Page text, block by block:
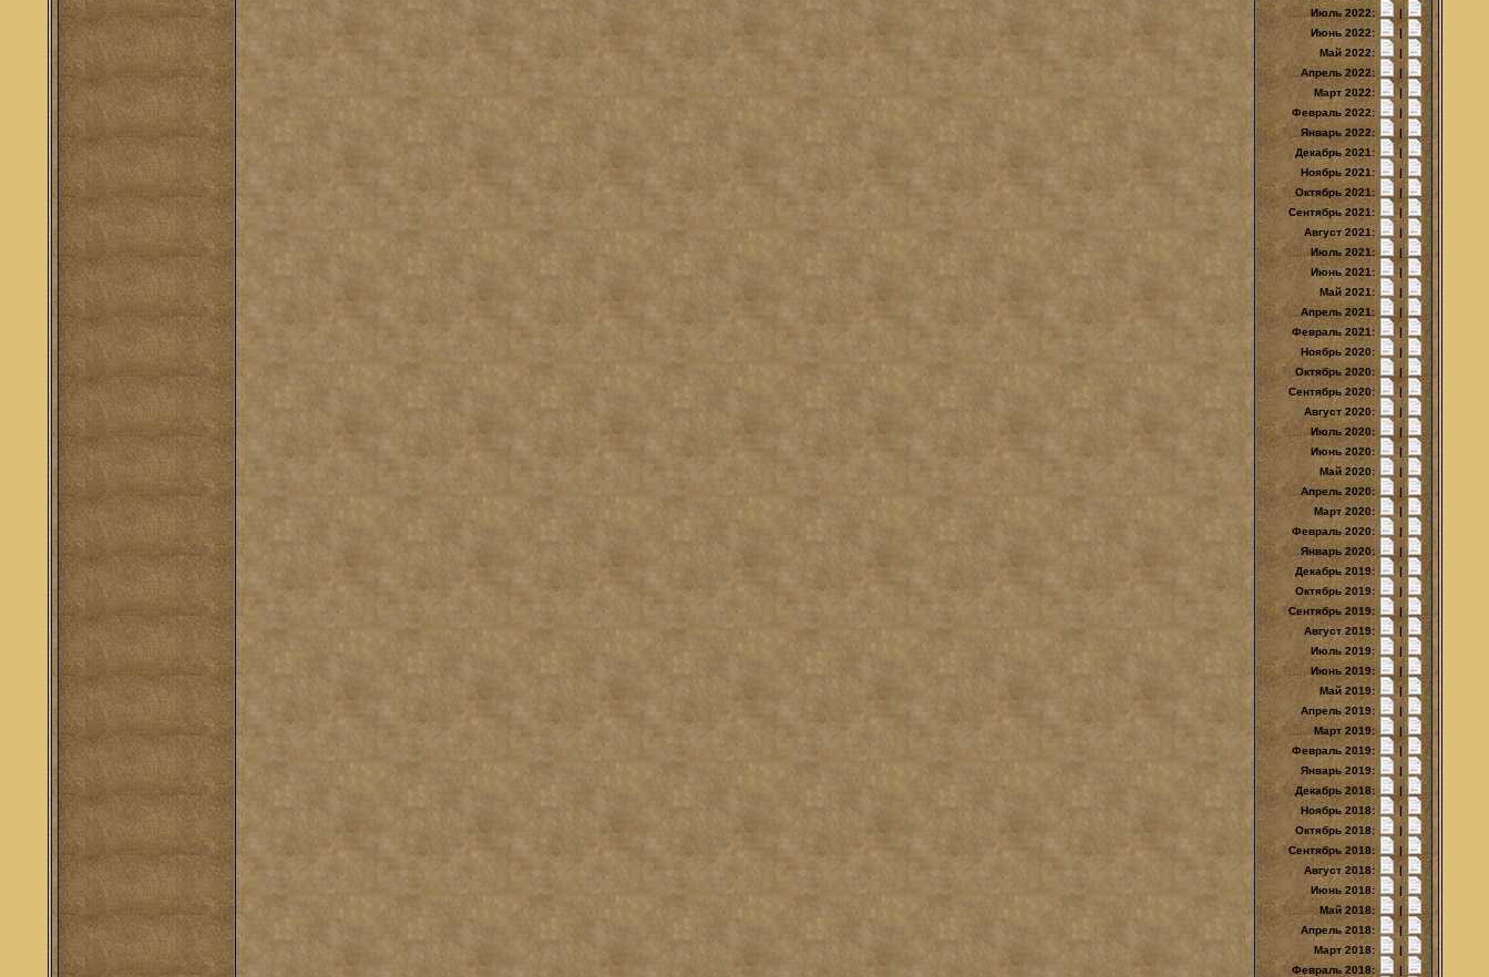
Июль 2022:
|
Июнь 2022:
|
Май 2022:
|
Апрель 2022:
|
Март 2022:
|
Февраль 2022:
|
Январь 2022:
|
Декабрь 2021:
|
Ноябрь 2021:
|
Октябрь 2021:
|
Сентябрь 2021:
|
Август 2021:
|
Июль 2021:
|
Июнь 2021:
|
Май 2021:
|
Апрель 2021:
|
Февраль 2021:
|
Ноябрь 2020:
|
Октябрь 2020:
|
Сентябрь 2020:
|
Август 2020:
|
Июль 2020:
|
Июнь 2020:
|
Май 2020:
|
Апрель 2020:
|
Март 2020:
|
Февраль 2020:
|
Январь 2020:
|
Декабрь 2019:
|
Октябрь 2019:
|
Сентябрь 2019:
|
Август 2019:
|
Июль 2019:
|
Июнь 2019:
|
Май 2019:
|
Апрель 2019:
|
Март 2019:
|
Февраль 2019:
|
Январь 2019:
|
Декабрь 2018:
|
Ноябрь 2018:
|
Октябрь 2018:
|
Сентябрь 2018:
|
Август 2018:
|
Июнь 2018:
|
Май 2018:
|
Апрель 2018:
|
Март 2018:
|
Февраль 2018:
|